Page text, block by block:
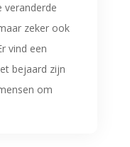
veranderde
zeker ook
vind een
bejaard zijn
om